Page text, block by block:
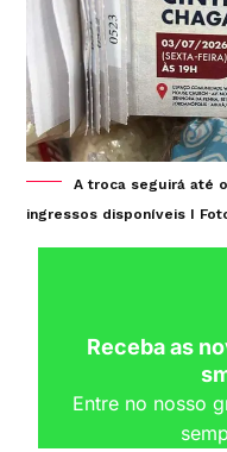
A troca seguirá até
ingressos disponíveis I
Receba as
Entre no nosso